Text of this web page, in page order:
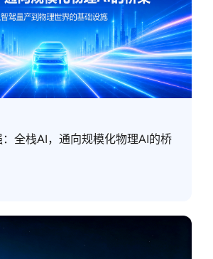
全栈AI，通向规模化物理AI的桥